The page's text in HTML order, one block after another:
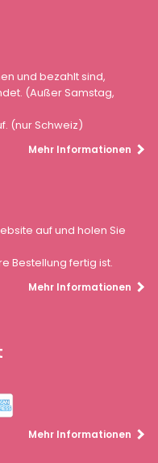
und bezahlt sind,
(Außer Samstag,
(nur Schweiz)
Mehr Informationen
auf und holen Sie
Bestellung fertig ist.
Mehr Informationen
Mehr Informationen